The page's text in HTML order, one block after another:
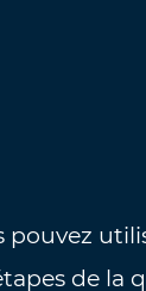
pouvez
de la